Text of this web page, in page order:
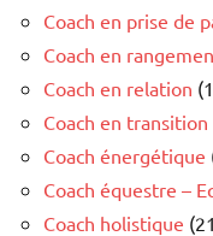
Coach en prise de
Coach en
Coach en relation
Coach en
Coach énergétique
Coach équestre –
Coach holistique